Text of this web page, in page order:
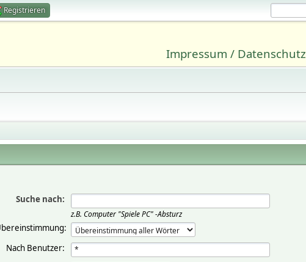
Registrieren
Impressum / Datenschutz
Suche nach:
z.B. Computer "Spiele PC" -Absturz
Nach Benutzer: